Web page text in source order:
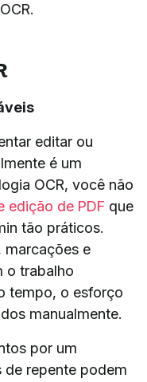
editar ou
é um
OCR, você não
edição de PDF que
tão práticos.
marcações e
o trabalho
tempo, o esforço
manualmente.
por um
de repente podem